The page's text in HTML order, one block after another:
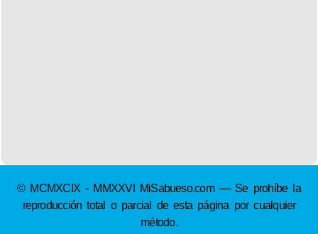
© MCMXCIX - MMXXVI MiSabueso.com — Se prohíbe la
reproducción total o parcial de esta página por cualquier
método.